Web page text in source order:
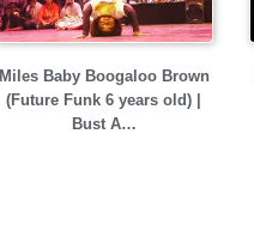
Miles Baby Boogaloo Brown
(Future Funk 6 years old) |
Bust A…